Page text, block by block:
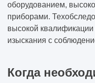
оборудованием,
приборами.
высокой
изыскания с
Когда